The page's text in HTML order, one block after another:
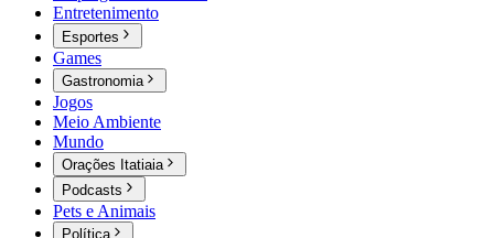
Entretenimento
Esportes
Games
Gastronomia
Jogos
Meio Ambiente
Mundo
Orações Itatiaia
Podcasts
Pets e Animais
Política